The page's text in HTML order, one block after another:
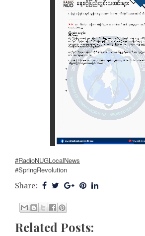
#RadioNUGLocalNews
#SpringRevolution
Share:
Related Posts: